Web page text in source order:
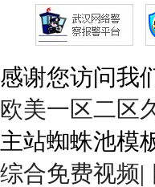
感谢您访问我
欧美一区二区
主站蜘蛛池模
综合免费视频|